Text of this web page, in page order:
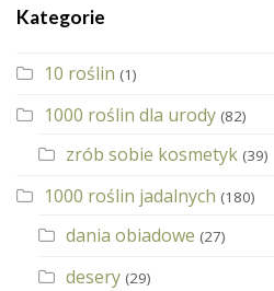
Kategorie
10 roślin (1)
1000 roślin dla urody (82)
zrób sobie kosmetyk (39)
1000 roślin jadalnych (180)
dania obiadowe (27)
desery (29)